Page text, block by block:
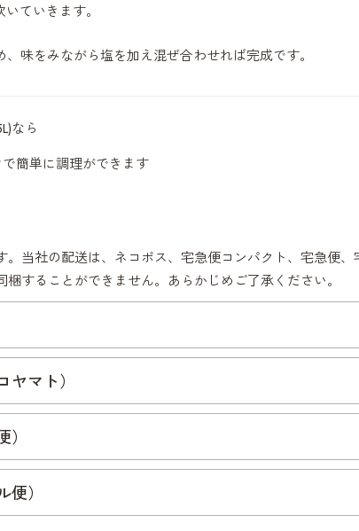
ていきます。
味をみながら塩を加え混ぜ合わせれば完成です。
なら
簡単に調理ができます
当社の配送は、ネコポス、宅急便コンパクト、宅急便、
梱することができません。あらかじめご了承ください。
マト）
）